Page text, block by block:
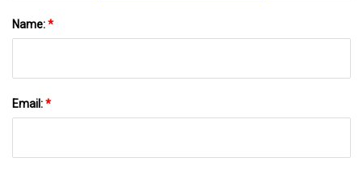
Name:*
Email:*